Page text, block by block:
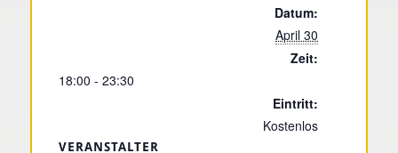
Datum:
April 30
Zeit:
18:00 - 23:30
Eintritt:
Kostenlos
VERANSTALTER